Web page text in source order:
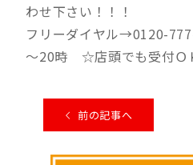
わせ下さい！！！
フリーダイヤル→0120-
～20時 ☆店頭でも受付Ｏ
前の記事へ